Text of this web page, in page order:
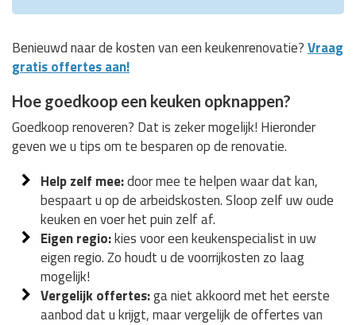
Benieuwd naar de kosten van een keukenrenovatie?Vraag
gratis offertes aan!
Hoe goedkoop een keuken opknappen?
Goedkoop renoveren? Dat is zeker mogelijk! Hieronder
geven we u tips om te besparen op de renovatie.
Help zelf mee:door mee te helpen waar dat kan,
bespaart u op de arbeidskosten. Sloop zelf uw oude
keuken en voer het puin zelf af.
Eigen regio:kies voor een keukenspecialist in uw
eigen regio. Zo houdt u de voorrijkosten zo laag
mogelijk!
Vergelijk offertes:ga niet akkoord met het eerste
aanbod dat u krijgt, maar vergelijk de offertes van